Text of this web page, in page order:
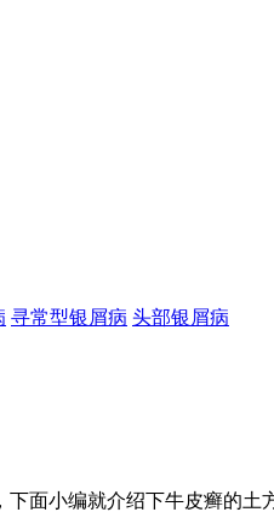
寻常型银屑病 头部银屑病
面小编就介绍下牛皮癣的土